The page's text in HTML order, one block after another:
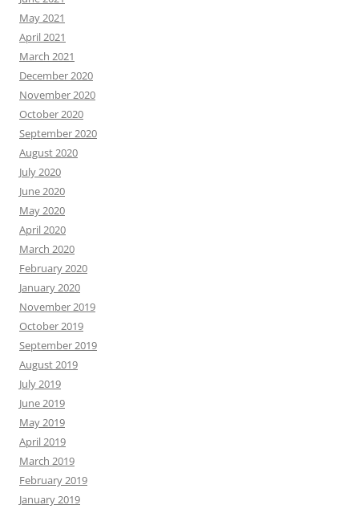
May 2021
April 2021
March 2021
December 2020
November 2020
October 2020
September 2020
August 2020
July 2020
June 2020
May 2020
April 2020
March 2020
February 2020
January 2020
November 2019
October 2019
September 2019
August 2019
July 2019
June 2019
May 2019
April 2019
March 2019
February 2019
January 2019